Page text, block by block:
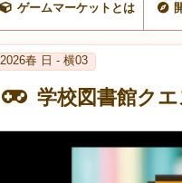
ゲームマーケットとは
2026春 日 - 横03
学校図書館クエ